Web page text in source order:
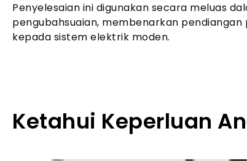
Penyelesaian ini digunakan secara meluas
pengubahsuaian, membenarkan
kepada sistem elektrik moden.
Ketahui Keperluan